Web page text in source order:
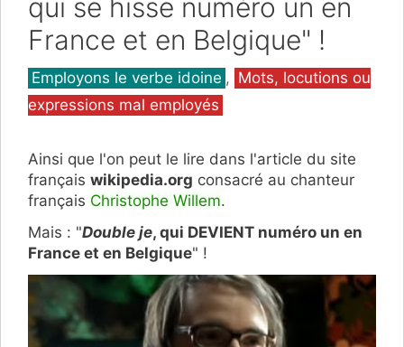
qui se hisse numéro un en
France et en Belgique" !
Catégories
Employons le verbe idoine , Mots, locutions ou
expressions mal employés
Ainsi que l'on peut le lire dans l'article du site
français wikipedia.org consacré au chanteur
français Christophe Willem.
Mais : "Double je, qui DEVIENT numéro un en
France et en Belgique" !